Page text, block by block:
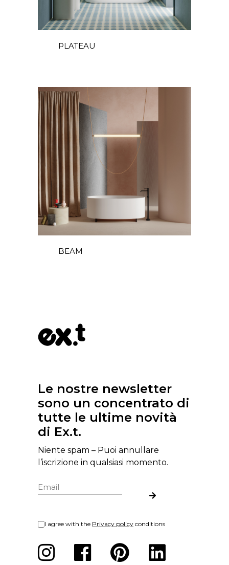
PLATEAU
BEAM
Le nostre newsletter
sono un concentrato di
tutte le ultime novità
di Ex.t.
Niente spam – Puoi annullare
l’iscrizione in qualsiasi momento.
I agree with the Privacy policy conditions